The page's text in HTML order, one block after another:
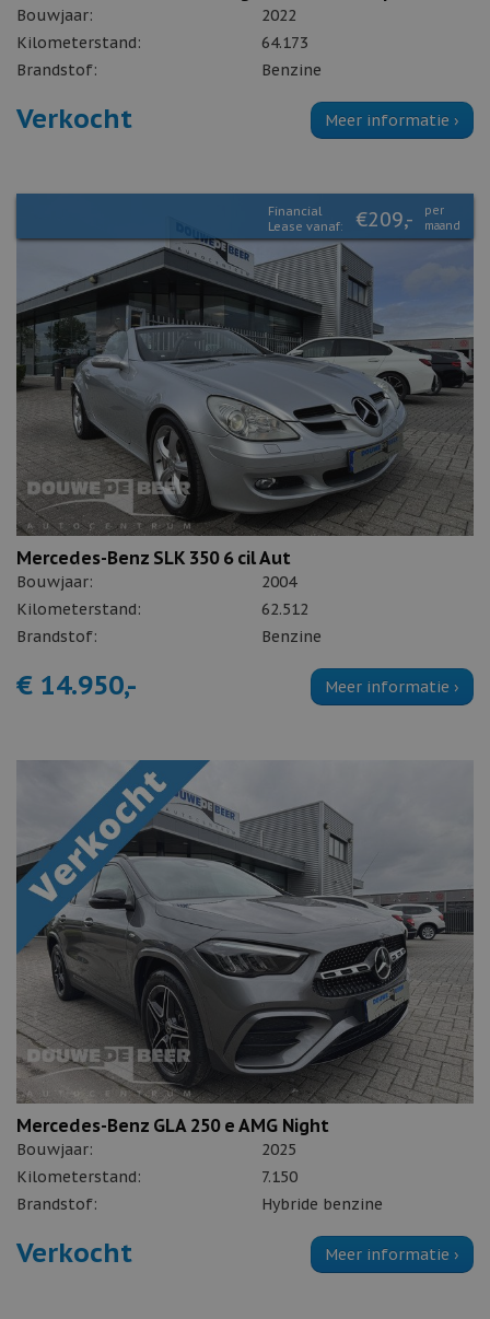
Bouwjaar:
2022
Kilometerstand:
64.173
Brandstof:
Benzine
Verkocht Meer informatie ›
Financial
Lease vanaf:
€209,-
per
maand
Mercedes-Benz SLK 350 6 cil Aut
Bouwjaar:
2004
Kilometerstand:
62.512
Brandstof:
Benzine
€ 14.950,- Meer informatie ›
Mercedes-Benz GLA 250 e AMG Night
Bouwjaar:
2025
Kilometerstand:
7.150
Brandstof:
Hybride benzine
Verkocht Meer informatie ›